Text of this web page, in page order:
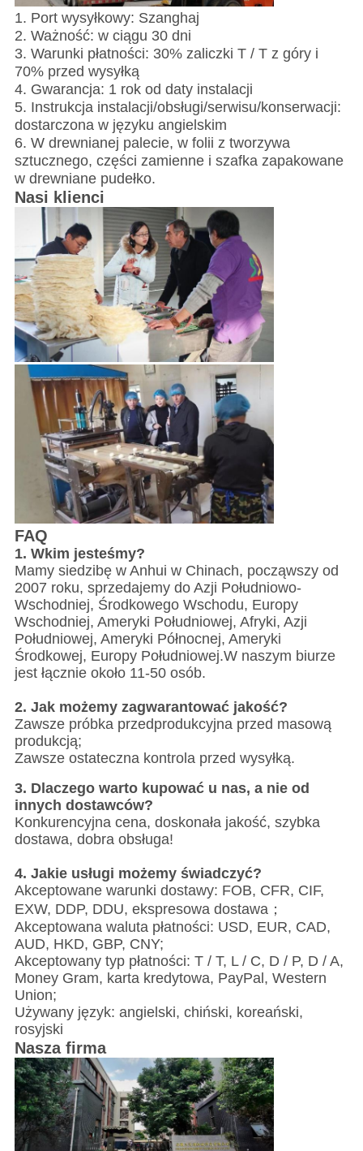
1. Port wysyłkowy: Szanghaj
2. Ważność: w ciągu 30 dni
3. Warunki płatności: 30% zaliczki T / T z góry i
70% przed wysyłką
4. Gwarancja: 1 rok od daty instalacji
5. Instrukcja instalacji/obsługi/serwisu/konserwacji:
dostarczona w języku angielskim
6. W drewnianej palecie, w folii z tworzywa
sztucznego, części zamienne i szafka zapakowane
w drewniane pudełko.
Nasi klienci
FAQ
1. Wkim jesteśmy?
Mamy siedzibę w Anhui w Chinach, począwszy od
2007 roku, sprzedajemy do Azji Południowo-
Wschodniej, Środkowego Wschodu, Europy
Wschodniej, Ameryki Południowej, Afryki, Azji
Południowej, Ameryki Północnej, Ameryki
Środkowej, Europy Południowej.W naszym biurze
jest łącznie około 11-50 osób.
2. Jak możemy zagwarantować jakość?
Zawsze próbka przedprodukcyjna przed masową
produkcją;
Zawsze ostateczna kontrola przed wysyłką.
3. Dlaczego warto kupować u nas, a nie od
innych dostawców?
Konkurencyjna cena, doskonała jakość, szybka
dostawa, dobra obsługa!
4. Jakie usługi możemy świadczyć?
Akceptowane warunki dostawy: FOB, CFR, CIF,
EXW, DDP, DDU, ekspresowa dostawa；
Akceptowana waluta płatności: USD, EUR, CAD,
AUD, HKD, GBP, CNY;
Akceptowany typ płatności: T / T, L / C, D / P, D / A,
Money Gram, karta kredytowa, PayPal, Western
Union;
Używany język: angielski, chiński, koreański,
rosyjski
Nasza firma